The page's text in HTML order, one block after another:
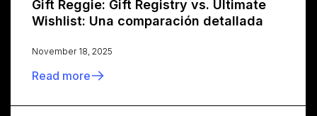
Gift Reggie: Gift Registry vs. Ultimate
Wishlist: Una comparación detallada
November 18, 2025
Read more